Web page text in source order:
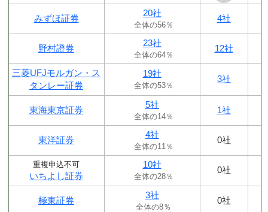
みずほ証券
20社
全体の56％
4社
野村證券
23社
全体の64％
12社
三菱UFJモルガン・ス
タンレー証券
19社
全体の53％
3社
東海東京証券
5社
全体の14％
1社
東洋証券
4社
全体の11％
0社
重複申込不可
いちよし証券
10社
全体の28％
0社
極東証券
3社
全体の8％
0社